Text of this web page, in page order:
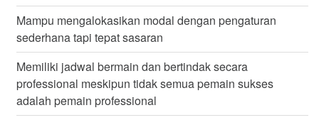
Mampu mengalokasikan modal dengan pengaturan
sederhana tapi tepat sasaran
Memiliki jadwal bermain dan bertindak secara
professional meskipun tidak semua pemain sukses
adalah pemain professional